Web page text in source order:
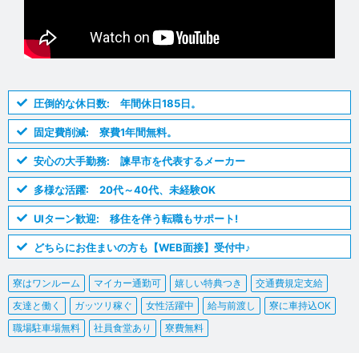
圧倒的な休日数: 年間休日185日。
固定費削減: 寮費1年間無料。
安心の大手勤務: 諫早市を代表するメーカー
多様な活躍: 20代～40代、未経験OK
UIターン歓迎: 移住を伴う転職もサポート!
どちらにお住まいの方も【WEB面接】受付中♪
寮はワンルーム マイカー通勤可 嬉しい特典つき
交通費規定支給
友達と働く
ガッツリ稼ぐ 女性活躍中 給与前渡し
寮に車持込OK
職場駐車場無料
社員食堂あり 寮費無料